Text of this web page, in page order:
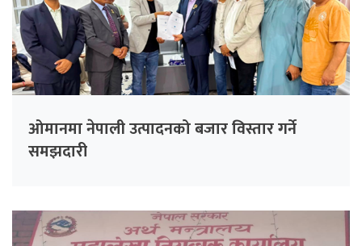
ओमानमा नेपाली उत्पादनको बजार विस्तार गर्ने
समझदारी